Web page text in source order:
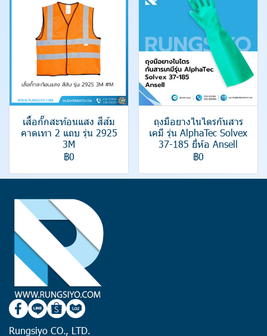
เสื้อกั๊กสะท้อนแสง สีส้ม
คาดเทา 2 แถบ รุ่น 2925
3M
฿0
ถุงมือยางไนไตรกันสาร
เคมี รุ่น AlphaTec Solvex
37-185 ยี่ห้อ Ansell
฿0
Rungsiyo CO., LTD.